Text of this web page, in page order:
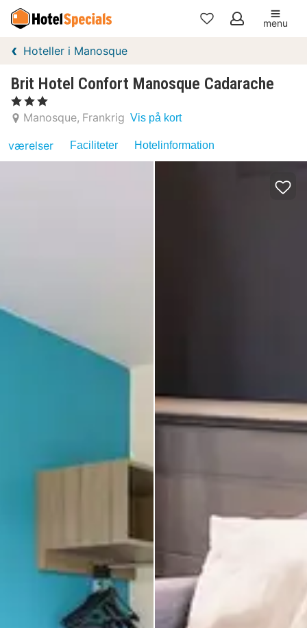
Mine
menu
Hoteller i Manosque
Brit Hotel Confort Manosque Cadarache
, 3 Stjerner
Manosque Frankrig Vis på kort
værelser Faciliteter Hotelinformation